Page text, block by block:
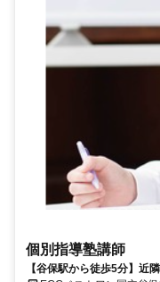
個別指導塾講師
【谷保駅から徒歩5分】近